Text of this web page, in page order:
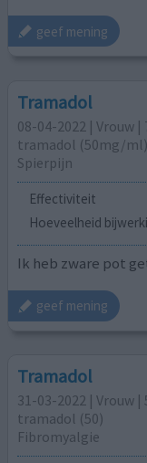
geef mening
Tramadol
08-04-2022 | Vrouw |
tramadol (50mg/ml)
Spierpijn
Effectiviteit
Hoeveelheid
Ik heb zware pot
geef mening
Tramadol
31-03-2022 | Vrouw |
tramadol (50)
Fibromyalgie